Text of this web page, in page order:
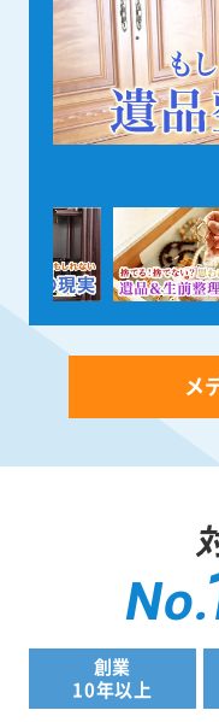
メ
No.
創業
10年以上